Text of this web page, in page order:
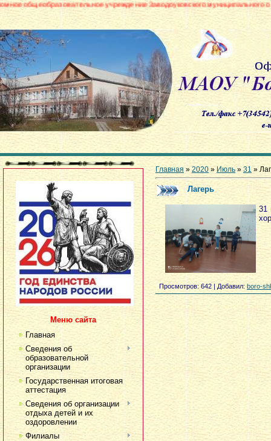
учреждение Заводоуковского муниципального округа
Меню сайта
Главная
Сведения об
образовательной
организации
Государственная итоговая
аттестация
Сведения об организации
отдыха детей и их
оздоровлении
Филиалы
Главная »2020 » Июль » 31 »
Лагерь
31
Просмотров: 642 | Добавил: boro-